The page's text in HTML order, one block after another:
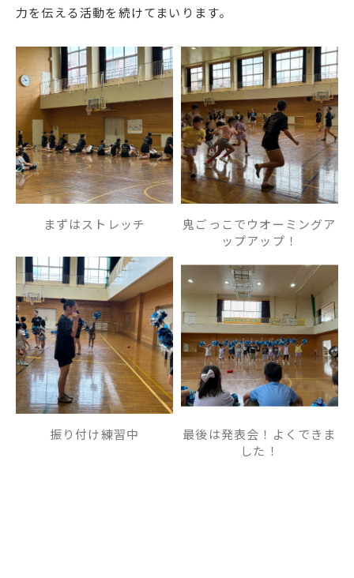
力を伝える活動を続けてまいります。
まずはストレッチ
鬼ごっこでウオーミングア
ップアップ！
振り付け練習中
最後は発表会！よくできま
した！